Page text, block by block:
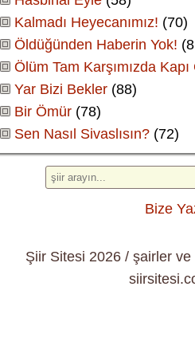
Kalmadı Heyecanımız! (70)
Öldüğünden Haberin Yok!
Ölüm Tam Karşımızda
Yar Bizi Bekler (88)
Bir Ömür (78)
Sen Nasıl Sivaslısın? (72)
Bize
Şiir Sitesi 2026 / şairler